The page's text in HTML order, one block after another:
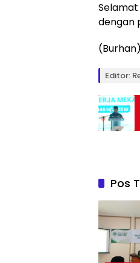
dengan
(Burhan)
Editor:
Pos